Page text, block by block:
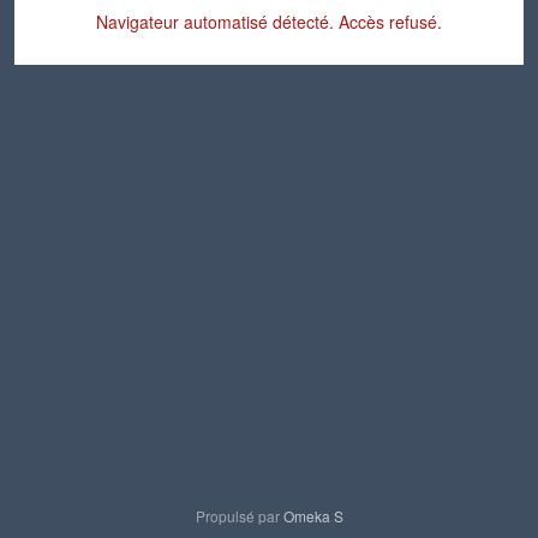
Navigateur automatisé détecté. Accès refusé.
Propulsé parOmeka S